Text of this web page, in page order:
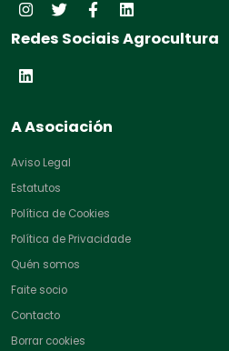
Redes Sociais Agrocultura
A Asociación
Aviso Legal
Estatutos
Política de Cookies
Política de Privacidade
Quén somos
Faite socio
Contacto
Borrar cookies